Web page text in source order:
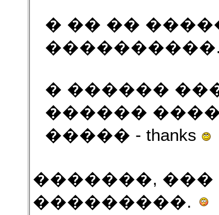
� �� ��
� ������
������ ����,
����� - thanks
�������, ���
���������.